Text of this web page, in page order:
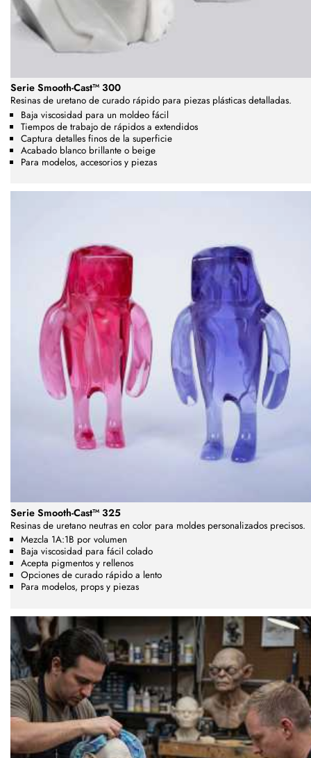
Serie Smooth-Cast™ 300
Resinas de uretano de curado rápido para piezas plásticas detalladas.
Baja viscosidad para un moldeo fácil
Tiempos de trabajo de rápidos a extendidos
Captura detalles finos de la superficie
Acabado blanco brillante o beige
Para modelos, accesorios y piezas
Serie Smooth-Cast™ 325
Resinas de uretano neutras en color para moldes personalizados precisos.
Mezcla 1A:1B por volumen
Baja viscosidad para fácil colado
Acepta pigmentos y rellenos
Opciones de curado rápido a lento
Para modelos, props y piezas